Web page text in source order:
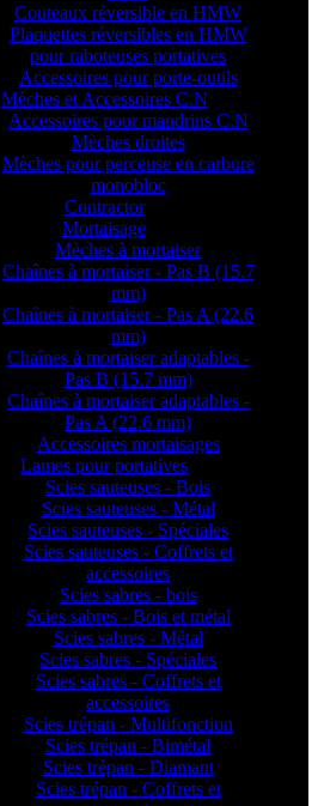
Couteaux réversible en HMW
Plaquettes réversibles en HMW
pour raboteuses portatives
Accessoires pour porte-outils
Mèches et Accessoires C.N
Accessoires pour mandrins C.N
Mèches droites
Mèches pour perceuse en carbure
monobloc
Contractor
Mortaisage
Mèches à mortaiser
Chaînes à mortaiser - Pas B (15.7
mm)
Chaînes à mortaiser - Pas A (22.6
mm)
Chaînes à mortaiser adaptables -
Pas B (15.7 mm)
Chaînes à mortaiser adaptables -
Pas A (22.6 mm)
Accessoires mortaisages
Lames pour portatives
Scies sauteuses - Bois
Scies sauteuses - Métal
Scies sauteuses - Spéciales
Scies sauteuses - Coffrets et
accessoires
Scies sabres - bois
Scies sabres - Bois et métal
Scies sabres - Métal
Scies sabres - Spéciales
Scies sabres - Coffrets et
accessoires
Scies trépan - Multifonction
Scies trépan - Bimétal
Scies trépan - Diamant
Scies trépan - Coffrets et